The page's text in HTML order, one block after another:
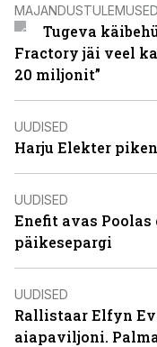
MAJANDUSTULEMUSED
Tugeva
Fractory jäi veel
20 miljonit”
UUDISED
Harju Elekter
UUDISED
Enefit avas
päikesepargi
UUDISED
Rallistaar Elfyn
aiapaviljoni.